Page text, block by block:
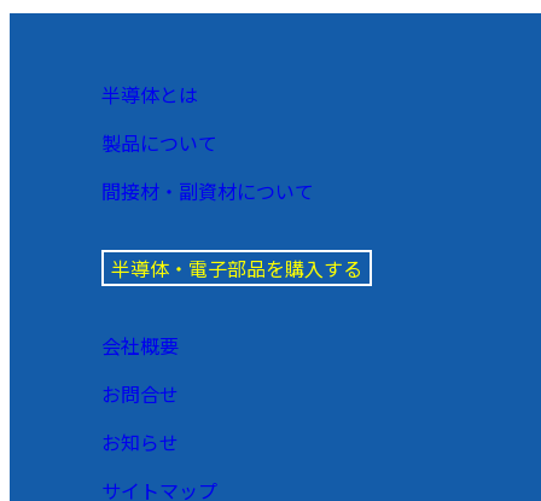
半導体とは
製品について
間接材・副資材について
半導体・電子部品を購入する
会社概要
お問合せ
お知らせ
サイトマップ